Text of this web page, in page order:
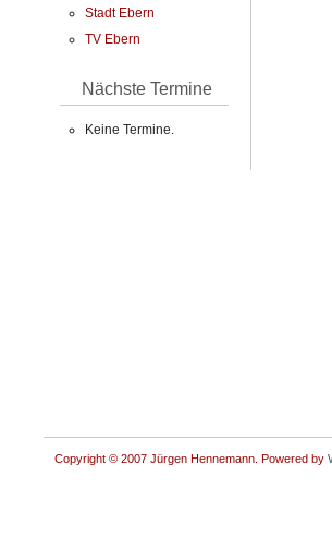
Stadt Ebern
TV Ebern
Nächste Termine
Keine Termine.
Copyright © 2007 Jürgen Hennemann. Powered by